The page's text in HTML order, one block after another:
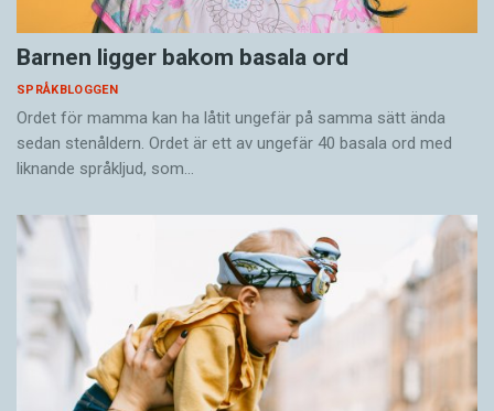
Barnen ligger bakom basala ord
SPRÅKBLOGGEN
Ordet för mamma kan ha låtit ungefär på samma sätt ända
sedan stenåldern. Ordet är ett av ungefär 40 basala ord med
liknande språkljud, som…